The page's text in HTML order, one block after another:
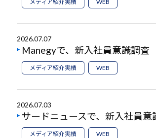
メディア紹介実績 WEB
2026.07.07
Manegyで、新入社員意識調査
メディア紹介実績 WEB
2026.07.03
サードニュースで、新入社員
メディア紹介実績 WEB